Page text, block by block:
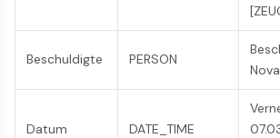
Beschuldigte PERSON
Datum DATE_TIME